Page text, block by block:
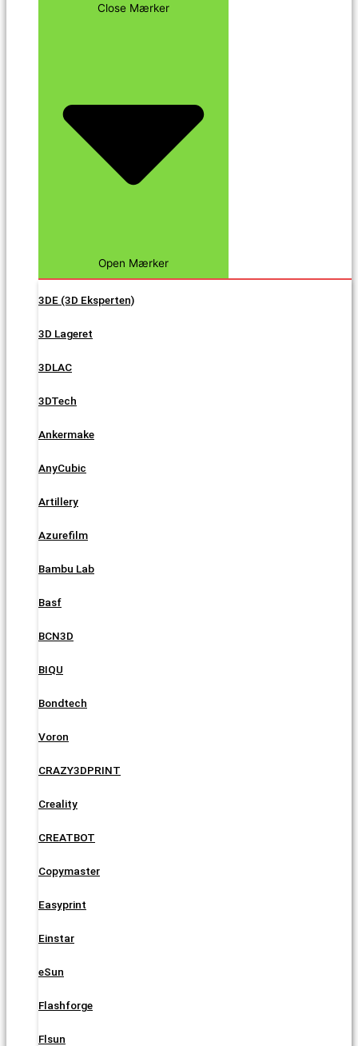
Close Mærker
Open Mærker
3DE (3D Eksperten)
3D Lageret
3DLAC
3DTech
Ankermake
AnyCubic
Artillery
Azurefilm
Bambu Lab
Basf
BCN3D
BIQU
Bondtech
Voron
CRAZY3DPRINT
Creality
CREATBOT
Copymaster
Easyprint
Einstar
eSun
Flashforge
Flsun